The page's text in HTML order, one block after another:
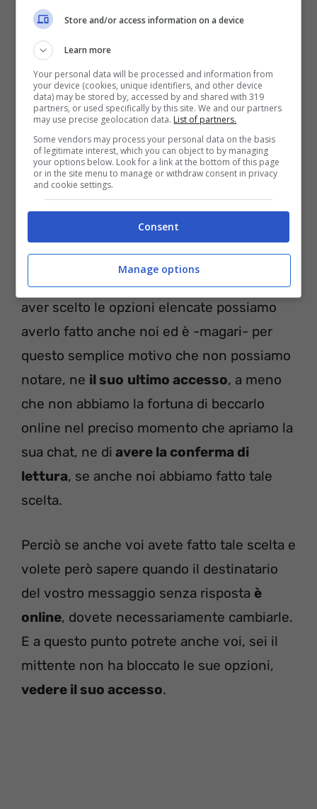
Attenzione anche alle vostre
Impostazioni!
Se il destinatario del nostro messaggio può
aver scelto le opzioni elencate possiamo
averlo fatto anche noi ed è -magari- per
questo semplice motivo che non possiamo
notare, ne il suo ultimo accesso, a meno
che non abbiamo la fortuna di beccarlo
online nel preciso momento che apriamo la
sua chat, ne di avere la conferma di
lettura, se anche noi abbiamo fatto tale
scelta.
Perciò se anche voi avete fatto tale scelta e
volete però sapere quando il destinatario
del vostro messaggio senza risposta è
online, dovete necessariamente cambiarle.
E a questo punto potrete anche voi, sei il
mittente non ha bloccato le sue opzioni,
vedere il suo accesso.
Store and/or access information on a device
Learn more
Your personal data will be processed and information from
your device (cookies, unique identifiers, and other device
data) may be stored by, accessed by and shared with 319
partners, or used specifically by this site. We and our partners
may use precise geolocation data. List of partners.
Some vendors may process your personal data on the basis
of legitimate interest, which you can object to by managing
your options below. Look for a link at the bottom of this page
or in the site menu to manage or withdraw consent in privacy
and cookie settings.
Consent
Manage options